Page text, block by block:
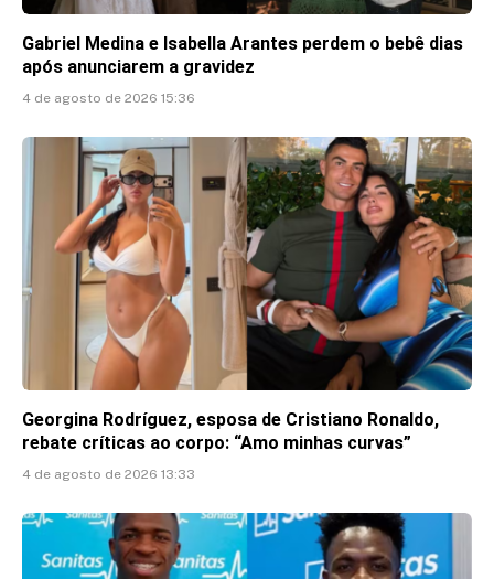
Gabriel Medina e Isabella Arantes perdem o bebê dias
após anunciarem a gravidez
4 de agosto de 2026 15:36
Georgina Rodríguez, esposa de Cristiano Ronaldo,
rebate críticas ao corpo: “Amo minhas curvas”
4 de agosto de 2026 13:33